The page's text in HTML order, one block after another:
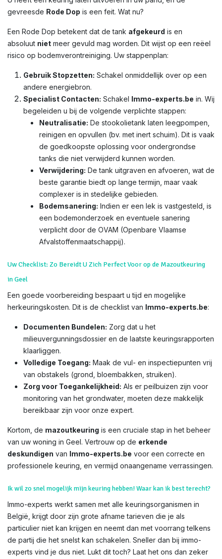
gevreesde Rode Dop is een feit. Wat nu?
Een Rode Dop betekent dat de tank afgekeurd is en
absoluut niet meer gevuld mag worden. Dit wijst op een reëel
risico op bodemverontreiniging. Uw stappenplan:
Gebruik Stopzetten: Schakel onmiddellijk over op een
andere energiebron.
Specialist Contacten: Schakel Immo-experts.be in. Wij
begeleiden u bij de volgende verplichte stappen:
Neutralisatie: De stookolietank laten leegpompen,
reinigen en opvullen (bv. met inert schuim). Dit is vaak
de goedkoopste oplossing voor ondergrondse
tanks die niet verwijderd kunnen worden.
Verwijdering: De tank uitgraven en afvoeren, wat de
beste garantie biedt op lange termijn, maar vaak
complexer is in stedelijke gebieden.
Bodemsanering: Indien er een lek is vastgesteld, is
een bodemonderzoek en eventuele sanering
verplicht door de OVAM (Openbare Vlaamse
Afvalstoffenmaatschappij).
Uw Checklist: Zo Bereidt U Zich Perfect Voor op de Mazoutkeuring
in Geel
Een goede voorbereiding bespaart u tijd en mogelijke
herkeuringskosten. Dit is de checklist van Immo-experts.be:
Documenten Bundelen: Zorg dat u het
milieuvergunningsdossier en de laatste keuringsrapporten
klaarliggen.
Volledige Toegang: Maak de vul- en inspectiepunten vrij
van obstakels (grond, bloembakken, struiken).
Zorg voor Toegankelijkheid: Als er peilbuizen zijn voor
monitoring van het grondwater, moeten deze makkelijk
bereikbaar zijn voor onze expert.
Kortom, de mazoutkeuring is een cruciale stap in het beheer
van uw woning in Geel. Vertrouw op de erkende
deskundigen van Immo-experts.be voor een correcte en
professionele keuring, en vermijd onaangename verrassingen.
Ik wil zo snel mogelijk mijn keuring hebben! Waar kan ik best terecht?
Immo-experts werkt samen met alle keuringsorganismen in
België, krijgt door zijn grote afname tarieven die je als
particulier niet kan krijgen en neemt dan met voorrang telkens
de partij die het snelst kan schakelen. Sneller dan bij immo-
experts vind je dus niet. Lukt dit toch? Laat het ons dan zeker